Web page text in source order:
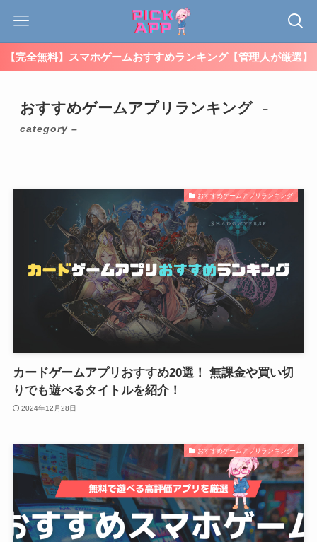
【完全無料】スマホゲームおすすめランキング【管理人が厳選】
おすすめゲームアプリランキング
–
category –
おすすめゲームアプリランキング
カードゲームアプリおすすめ20選！ 無課金や買い切
りでも遊べるタイトルを紹介！
2024年12月28日
おすすめゲームアプリランキング